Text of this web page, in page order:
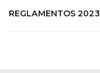
REGLAMENTOS 2023